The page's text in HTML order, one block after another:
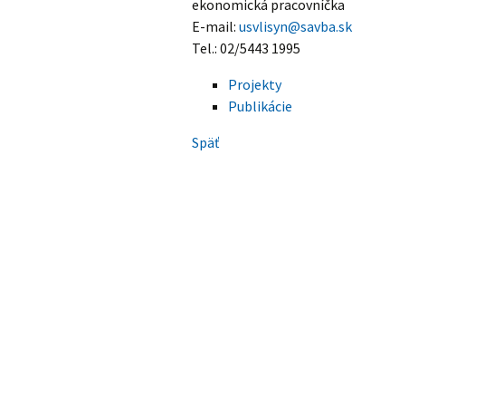
Dokumenty
História
ekonomická pracovníčka
E-mail: usvlisyn@savba.sk
Tel.: 02/5443 1995
Projekty
Publikácie
Späť